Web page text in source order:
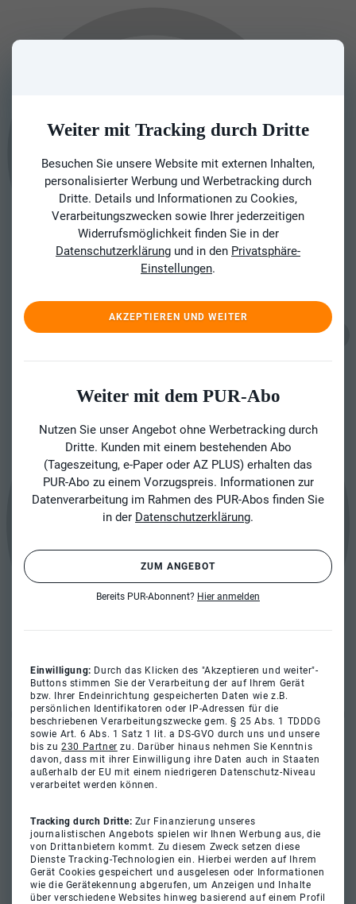
Weiter mit Tracking durch Dritte
Besuchen Sie unsere Website mit externen Inhalten,
personalisierter Werbung und Werbetracking durch
Dritte. Details und Informationen zu Cookies,
Verarbeitungszwecken sowie Ihrer jederzeitigen
Widerrufsmöglichkeit finden Sie in der
Datenschutzerklärung und in den Privatsphäre-
Einstellungen.
AKZEPTIEREN UND WEITER
Weiter mit dem PUR-Abo
Nutzen Sie unser Angebot ohne Werbetracking durch
Dritte. Kunden mit einem bestehenden Abo
(Tageszeitung, e-Paper oder AZ PLUS) erhalten das
PUR-Abo zu einem Vorzugspreis. Informationen zur
Datenverarbeitung im Rahmen des PUR-Abos finden Sie
in der Datenschutzerklärung.
ZUM ANGEBOT
Bereits PUR-Abonnent? Hier anmelden
Einwilligung: Durch das Klicken des "Akzeptieren und weiter"-
Buttons stimmen Sie der Verarbeitung der auf Ihrem Gerät
bzw. Ihrer Endeinrichtung gespeicherten Daten wie z.B.
persönlichen Identifikatoren oder IP-Adressen für die
beschriebenen Verarbeitungszwecke gem. § 25 Abs. 1 TDDDG
sowie Art. 6 Abs. 1 Satz 1 lit. a DS-GVO durch uns und unsere
bis zu230 Partner zu. Darüber hinaus nehmen Sie Kenntnis
davon, dass mit ihrer Einwilligung ihre Daten auch in Staaten
außerhalb der EU mit einem niedrigeren Datenschutz-Niveau
verarbeitet werden können.
Tracking durch Dritte: Zur Finanzierung unseres
journalistischen Angebots spielen wir Ihnen Werbung aus, die
von Drittanbietern kommt. Zu diesem Zweck setzen diese
Dienste Tracking-Technologien ein. Hierbei werden auf Ihrem
Gerät Cookies gespeichert und ausgelesen oder Informationen
wie die Gerätekennung abgerufen, um Anzeigen und Inhalte
über verschiedene Websites hinweg basierend auf einem Profil